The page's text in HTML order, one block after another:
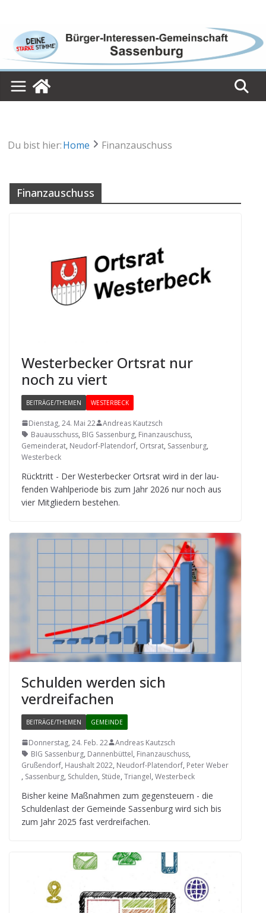
content
Du bist hier:Home Finanzauschuss
Finanzauschuss
Wes­ter­be­cker Orts­rat nur
noch zu viert
BEITRÄGE/THEMEN WESTERBECK
Dienstag, 24. Mai 22
Andreas Kautzsch
Bauausschuss, BIG Sassenburg, Finanzauschuss,
Gemeinderat, Neudorf-Platendorf, Ortsrat, Sassenburg,
Westerbeck
Rück­tritt - Der Wes­ter­be­cker Orts­rat wird in der lau­
fen­den Wahl­pe­ri­ode bis zum Jahr 2026 nur noch aus
vier Mit­glie­dern bestehen.
Schul­den wer­den sich
verdreifachen
BEITRÄGE/THEMEN GEMEINDE
Donnerstag, 24. Feb. 22
Andreas Kautzsch
BIG Sassenburg, Dannenbüttel, Finanzauschuss,
Grußendorf, Haushalt 2022, Neudorf-Platendorf, Peter Weber
, Sassenburg, Schulden, Stüde, Triangel, Westerbeck
Bis­her keine Maß­nah­men zum gegen­steu­ern - die
Schul­den­last der Gemeinde Sas­sen­burg wird sich bis
zum Jahr 2025 fast verdreifachen.